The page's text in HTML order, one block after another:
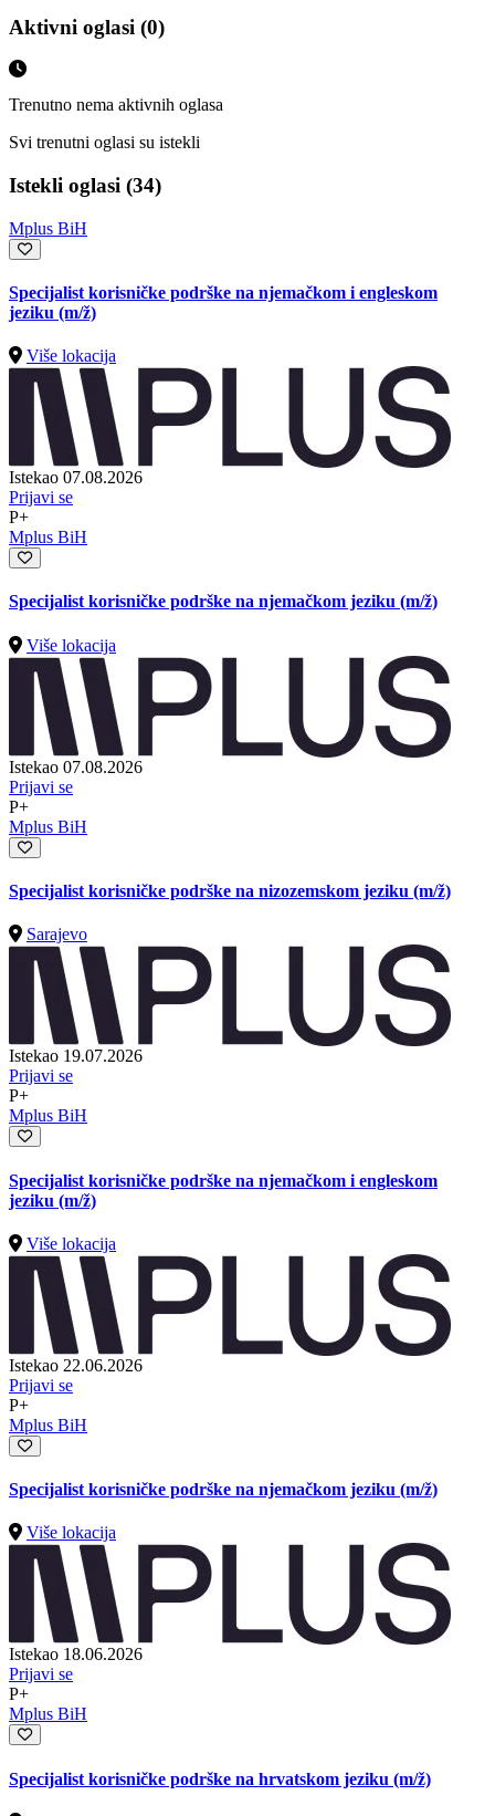
Aktivni oglasi (0)
Trenutno nema aktivnih oglasa
Svi trenutni oglasi su istekli
Istekli oglasi (34)
Mplus BiH
Specijalist korisničke podrške na njemačkom i engleskom
jeziku (m/ž)
Više lokacija
Istekao 07.08.2026
Prijavi se
P+
Mplus BiH
Specijalist korisničke podrške na njemačkom jeziku (m/ž)
Više lokacija
Istekao 07.08.2026
Prijavi se
P+
Mplus BiH
Specijalist korisničke podrške na nizozemskom jeziku (m/ž)
Sarajevo
Istekao 19.07.2026
Prijavi se
P+
Mplus BiH
Specijalist korisničke podrške na njemačkom i engleskom
jeziku (m/ž)
Više lokacija
Istekao 22.06.2026
Prijavi se
P+
Mplus BiH
Specijalist korisničke podrške na njemačkom jeziku (m/ž)
Više lokacija
Istekao 18.06.2026
Prijavi se
P+
Mplus BiH
Specijalist korisničke podrške na hrvatskom jeziku (m/ž)